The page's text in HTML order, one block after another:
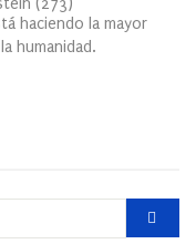
(273)
haciendo la mayor
humanidad.